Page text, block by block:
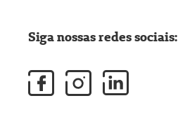
Siga nossas redes sociais: